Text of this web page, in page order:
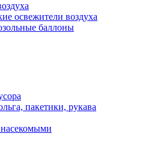
освежители воздуха
баллоны
пакетики, рукава